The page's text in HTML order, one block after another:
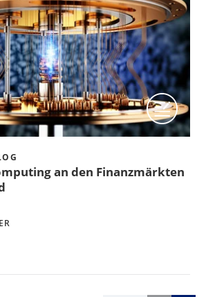
an den Finanzmärkten